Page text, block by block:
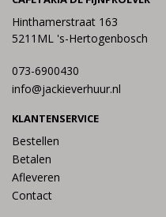
Hinthamerstraat 163
5211ML 's-Hertogenbosch
073-6900430
info@jackieverhuur.nl
KLANTENSERVICE
Bestellen
Betalen
Afleveren
Contact